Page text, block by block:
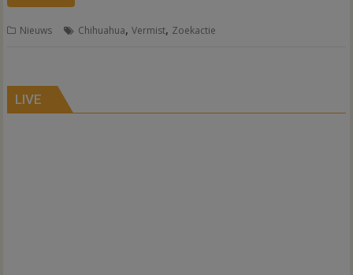
Nieuws Chihuahua,Vermist, Zoekactie
LIVE